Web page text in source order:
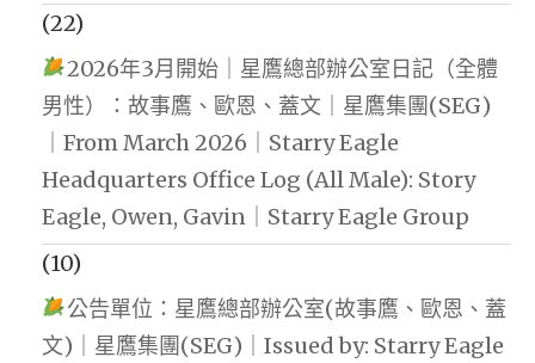
(22)
2026年3月開始｜星鷹總部辦公室日記（全體
男性）：故事鷹、歐恩、蓋文｜星鷹集團(SEG)
｜From March 2026｜Starry Eagle
Headquarters Office Log (All Male): Story
Eagle, Owen, Gavin｜Starry Eagle Group
(10)
公告單位：星鷹總部辦公室(故事鷹、歐恩、蓋
文)｜星鷹集團(SEG)｜Issued by: Starry Eagle